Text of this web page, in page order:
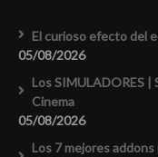
El curioso efecto del
05/08/2026
Los SIMULADORES
Cinema
05/08/2026
Los 7 mejores